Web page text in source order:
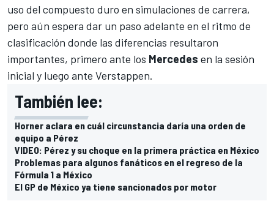
uso del compuesto duro en simulaciones de carrera,
pero aún espera dar un paso adelante en el ritmo de
clasificación donde las diferencias resultaron
importantes, primero ante los Mercedes en la sesión
inicial y luego ante Verstappen.
También lee:
Horner aclara en cuál circunstancia daría una orden de
equipo a Pérez
VIDEO: Pérez y su choque en la primera práctica en México
Problemas para algunos fanáticos en el regreso de la
Fórmula 1 a México
El GP de México ya tiene sancionados por motor